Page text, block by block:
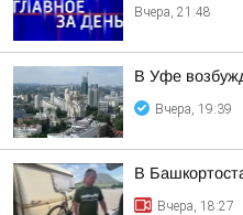
Вчера, 21:48
В Уфе
Вчера, 19:39
В
Вчера, 18:27